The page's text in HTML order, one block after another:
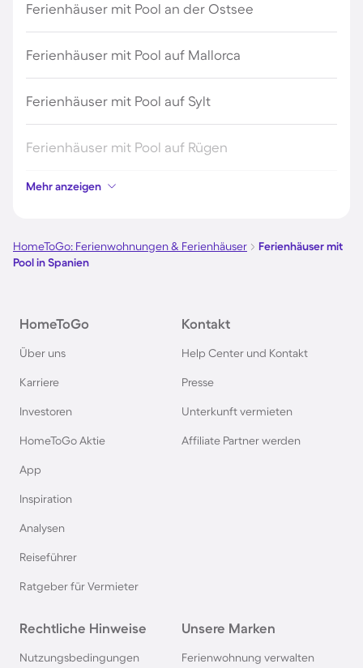
Ferienhäuser mit Pool an der Ostsee
Ferienhäuser mit Pool auf Mallorca
Ferienhäuser mit Pool auf Sylt
Ferienhäuser mit Pool auf Rügen
Ferienhäuser mit Pool am Gardasee
Ferienhäuser mit Pool an der Nordsee
Ferienhäuser mit Pool im Allgäu
Ferienhäuser mit Pool auf Fehmarn
Ferienhäuser mit Pool in Büsum
Ferienhäuser mit Pool in Berlin
Ferienhäuser mit Pool auf Texel
Mehr anzeigen
HomeToGo: Ferienwohnungen & Ferienhäuser
Ferienhäuser mit
Pool in Spanien
HomeToGo
Über uns
Karriere
Investoren
HomeToGo Aktie
App
Inspiration
Analysen
Reiseführer
Ratgeber für Vermieter
Kontakt
Help Center und Kontakt
Presse
Unterkunft vermieten
Affiliate Partner werden
Rechtliche Hinweise
Nutzungsbedingungen
Unsere Marken
Ferienwohnung verwalten